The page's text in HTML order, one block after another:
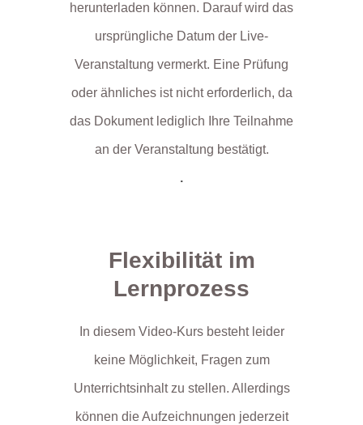
herunterladen können. Darauf wird das
ursprüngliche Datum der Live-
Veranstaltung vermerkt. Eine Prüfung
oder ähnliches ist nicht erforderlich, da
das Dokument lediglich Ihre Teilnahme
an der Veranstaltung bestätigt.
.
Flexibilität im
Lernprozess
In diesem Video-Kurs besteht leider
keine Möglichkeit, Fragen zum
Unterrichtsinhalt zu stellen. Allerdings
können die Aufzeichnungen jederzeit